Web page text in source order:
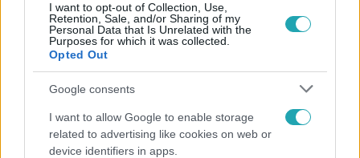
I want to opt-out of Collection, Use,
Retention, Sale, and/or Sharing of my
Personal Data that Is Unrelated with the
Purposes for which it was collected.
Opted Out
Google consents
I want to allow Google to enable storage
related to advertising like cookies on web or
device identifiers in apps.